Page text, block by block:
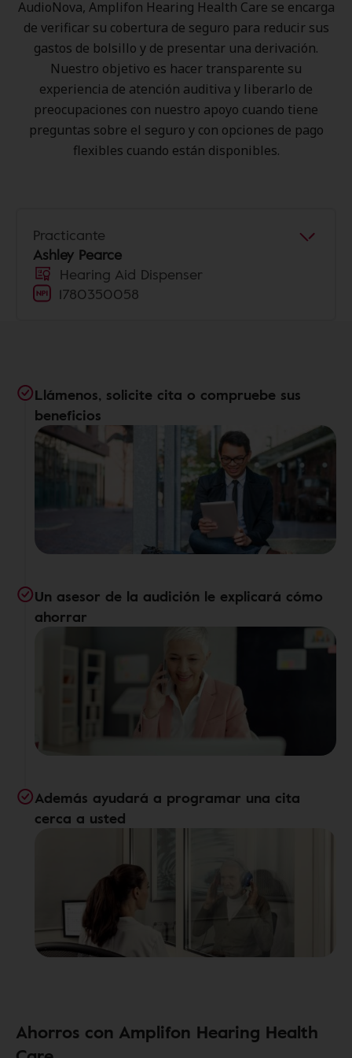
AudioNova, Amplifon Hearing Health Care se encarga
de verificar su cobertura de seguro para reducir sus
gastos de bolsillo y de presentar una derivación.
Nuestro objetivo es hacer transparente su
experiencia de atención auditiva y liberarlo de
preocupaciones con nuestro apoyo cuando tiene
preguntas sobre el seguro y con opciones de pago
flexibles cuando están disponibles.
Practicante
Ashley Pearce
Hearing Aid Dispenser
1780350058
Llámenos, solicite cita o compruebe sus
beneficios
Un asesor de la audición le explicará cómo
ahorrar
Además ayudará a programar una cita
cerca a usted
Ahorros con Amplifon Hearing Health